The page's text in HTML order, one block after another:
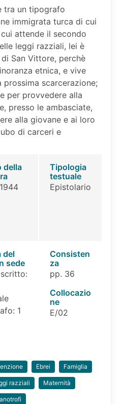
tra un tipografo
immigrata turca di cui
attende il secondo
leggi razziali, lei è
San Vittore, perchè
etnica, e vive
prossima scarcerazione;
per provvedere alla
presso le ambasciate,
alla giovane e ai loro
di carceri e
della
Tipologia
testuale
Epistolario
del
sede
1
Consisten
za
pp. 36
Collocazio
ne
E/02
Ebrei Famiglia
razziali Maternità